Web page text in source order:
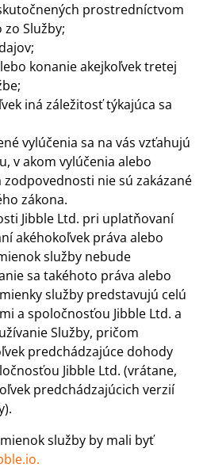
prostredníctvom
zo Služby;
konanie akejkoľvek tretej
iná záležitosť týkajúca sa
vylúčenia sa na vás vzťahujú
v akom vylúčenia alebo
zodpovednosti nie sú zakázané
zákona.
Jibble Ltd. pri uplatňovaní
akéhokoľvek práva alebo
služby nebude
sa takéhoto práva alebo
služby predstavujú celú
a spoločnosťou Jibble Ltd. a
Služby, pričom
predchádzajúce dohody
Jibble Ltd. (vrátane,
predchádzajúcich verzií
služby by mali byť